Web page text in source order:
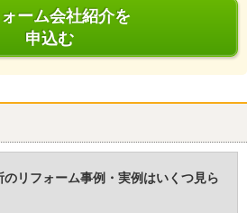
ーム会社紹介を
申込む
リフォーム事例・実例はいくつ見ら